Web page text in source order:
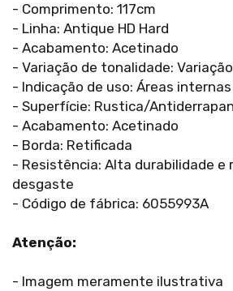
- Comprimento: 117cm
- Linha: Antique HD Hard
- Acabamento: Acetinado
- Variação de tonalidade:
- Indicação de uso: Áreas
- Superfície: Rustica/
- Acabamento: Acetinado
- Borda: Retificada
- Resistência: Alta durabilidade e
desgaste
- Código de fábrica: 6055993A
Atenção:
- Imagem meramente ilustrativa